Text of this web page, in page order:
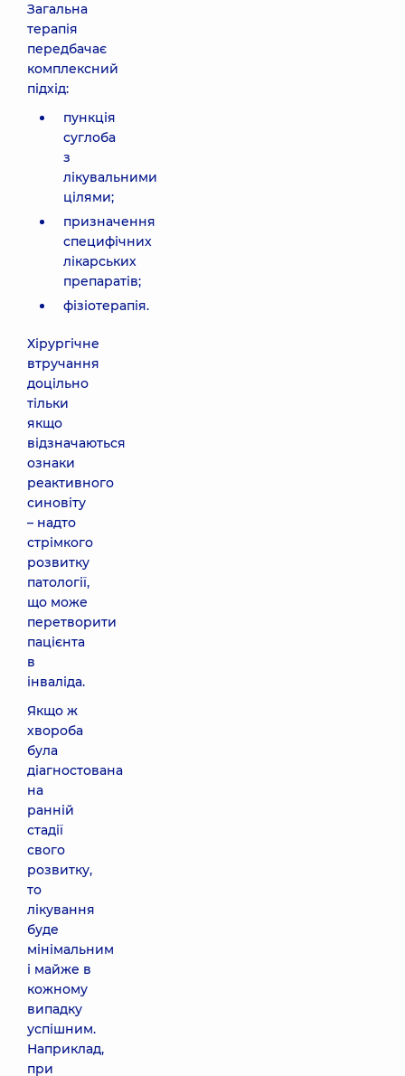
Загальна
терапія
передбачає
комплексний
підхід:
пункція
суглоба
з
лікувальними
цілями;
призначення
специфічних
лікарських
препаратів;
фізіотерапія.
Хірургічне
втручання
доцільно
тільки
якщо
відзначаються
ознаки
реактивного
синовіту
– надто
стрімкого
розвитку
патології,
що може
перетворити
пацієнта
в
інваліда.
Якщо ж
хвороба
була
діагностована
на
ранній
стадії
свого
розвитку,
то
лікування
буде
мінімальним
і майже в
кожному
випадку
успішним.
Наприклад,
при